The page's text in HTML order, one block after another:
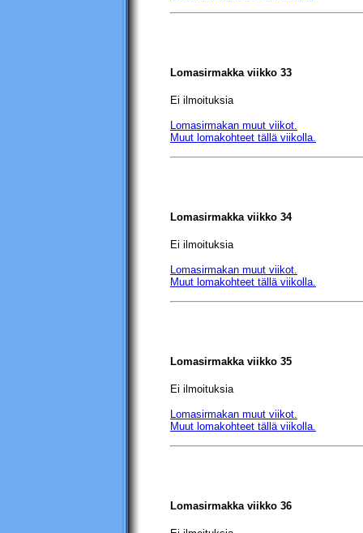
Lomasirmakka viikko 33
Ei ilmoituksia
Lomasirmakan muut viikot.
Muut lomakohteet tällä viikolla.
Lomasirmakka viikko 34
Ei ilmoituksia
Lomasirmakan muut viikot.
Muut lomakohteet tällä viikolla.
Lomasirmakka viikko 35
Ei ilmoituksia
Lomasirmakan muut viikot.
Muut lomakohteet tällä viikolla.
Lomasirmakka viikko 36